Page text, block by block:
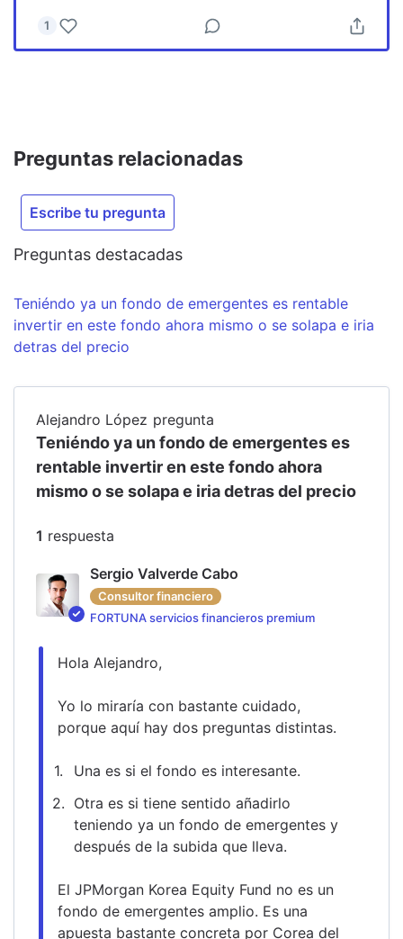
1
Preguntas relacionadas
Escribe tu pregunta
Preguntas destacadas
Teniéndo ya un fondo de emergentes es rentable
invertir en este fondo ahora mismo o se solapa e iria
detras del precio
Alejandro López pregunta
Teniéndo ya un fondo de emergentes es
rentable invertir en este fondo ahora
mismo o se solapa e iria detras del precio
1 respuesta
Sergio Valverde Cabo
Consultor financiero
FORTUNA servicios financieros premium
Hola Alejandro,
Yo lo miraría con bastante cuidado,
porque aquí hay dos preguntas distintas.
Una es si el fondo es interesante.
Otra es si tiene sentido añadirlo
teniendo ya un fondo de emergentes y
después de la subida que lleva.
El JPMorgan Korea Equity Fund no es un
fondo de emergentes amplio. Es una
apuesta bastante concreta por Corea del